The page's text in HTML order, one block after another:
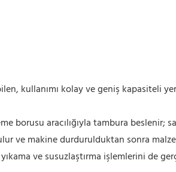
kullanımı kolay ve geniş kapasiteli
borusu aracılığıyla tambura beslenir;
ve makine durdurulduktan sonra
ve susuzlaştırma işlemlerini de